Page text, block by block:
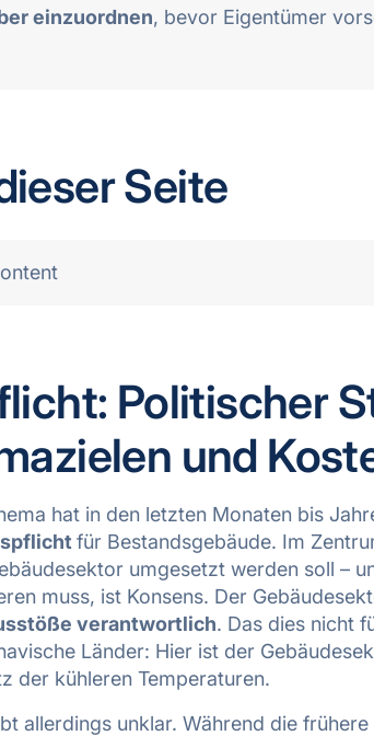
einzuordnen, bevor Eigentümer
Seite
Politischer
und
hat in den letzten Monaten bis
für Bestandsgebäude. Im
umgesetzt werden soll –
muss, ist Konsens. Der
verantwortlich. Das dies nicht
Länder: Hier ist der
der kühleren Temperaturen.
allerdings unklar. Während die